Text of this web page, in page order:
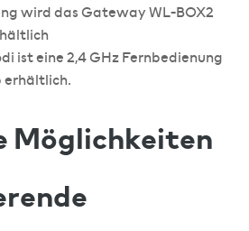
wird das Gateway WL-BOX2
ist eine 2,4 GHz Fernbedienung
erhältlich.